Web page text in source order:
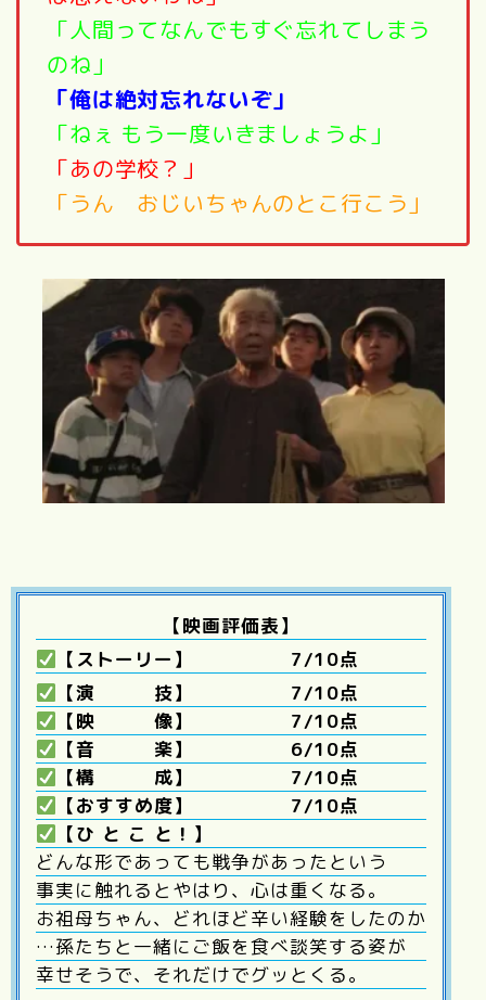
「人間ってなんでもすぐ忘れてしまう
のね」
「俺は絶対忘れないぞ」
「ねぇ もう一度いきましょうよ」
「あの学校？」
「うん おじいちゃんのとこ行こう」
【映画評価表】
【ストーリー】 7/10点
【演 技】 7/10点
【映 像】 7/10点
【音 楽】 6/10点
【構 成】 7/10点
【おすすめ度】 7/10点
【ひ と こ と！】
どんな形であっても戦争があったという
事実に触れるとやはり、心は重くなる。
お祖母ちゃん、どれほど辛い経験をしたのか
…孫たちと一緒にご飯を食べ談笑する姿が
幸せそうで、それだけでグッとくる。